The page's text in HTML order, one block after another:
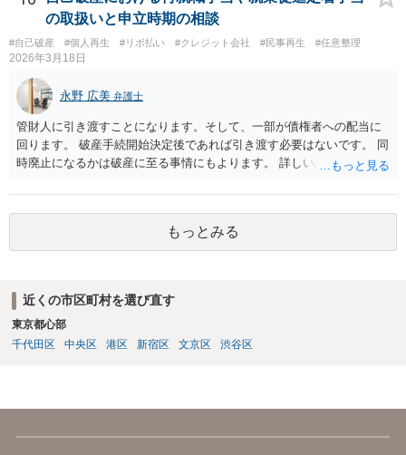
んので、ご本人に代わって裁判延期の申請することは出来ません。た
だ、事実上、裁判所に対して事情を説明すれば、裁判手続は中止され
ると思います。 ＞本人が出廷できないことを理由に、財産の差し押さ
えなどされることはございますでしょうか？ ご本人の状態が回復する
までの間は裁判が中止されるでしょうから、そのような心配はないと
思います。
の取扱いと申立時期の相談
#自己破産 #個人再生 #リボ払い #クレジット会社 #民事再生 #任意整理
2026年3月18日
永野 広美 弁護士
管財人に引き渡すことになります。そして、一部が債権者への配当に
回ります。 破産手続開始決定後であれば引き渡す必要はないです。 同
時廃止になるかは破産に至る事情にもよります。 詳しい話はお問い合
もっとみる
近くの市区町村を選び直す
東京都心部
千代田区
中央区 港区 新宿区 文京区 渋谷区